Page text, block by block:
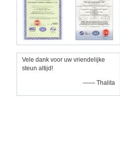
Vele dank voor uw vriendelijke
steun altijd!
—— Thalita